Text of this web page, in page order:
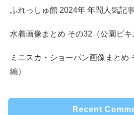
ふれっしゅ館 2024年 年間人気記
水着画像まとめ その32（公園ビキ
ミニスカ・ショーパン画像まとめ
編）
Recent